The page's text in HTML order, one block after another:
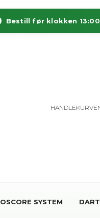
Bestill før klokken
SYSTEM